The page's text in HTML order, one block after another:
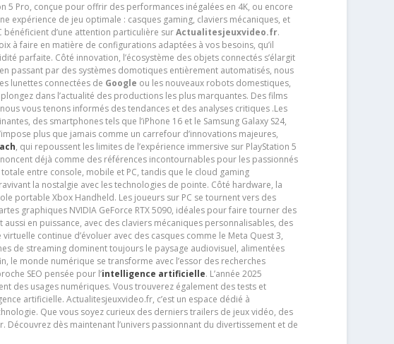
5 Pro, conçue pour offrir des performances inégalées en 4K, ou encore
expérience de jeu optimale : casques gaming, claviers mécaniques, et
d’une attention particulière surActualitesjeuxvideo.fr.
à faire en matière de configurations adaptées à vos besoins, qu’il
parfaite. Côté innovation, l’écosystème des objets connectés s’élargit
passant par des systèmes domotiques entièrement automatisés, nous
lunettes connectées de Google ou les nouveaux robots domestiques,
dans l’actualité des productions les plus marquantes. Des films
vous tenons informés des tendances et des analyses critiques .Les
des smartphones tels que l’iPhone 16 et le Samsung Galaxy S24,
plus que jamais comme un carrefour d’innovations majeures,
, qui repoussent les limites de l’expérience immersive sur PlayStation 5
déjà comme des références incontournables pour les passionnés
entre console, mobile et PC, tandis que le cloud gaming
la nostalgie avec les technologies de pointe. Côté hardware, la
portable Xbox Handheld. Les joueurs sur PC se tournent vers des
graphiques NVIDIA GeForce RTX 5090, idéales pour faire tourner des
en puissance, avec des claviers mécaniques personnalisables, des
continue d’évoluer avec des casques comme le Meta Quest 3,
de streaming dominent toujours le paysage audiovisuel, alimentées
le monde numérique se transforme avec l’essor des recherches
SEO pensée pour l’intelligence artificielle. L’année 2025
des usages numériques. Vous trouverez également des tests et
artificielle. Actualitesjeuxvideo.fr, c’est un espace dédié à
Que vous soyez curieux des derniers trailers de jeux vidéo, des
dès maintenant l’univers passionnant du divertissement et de